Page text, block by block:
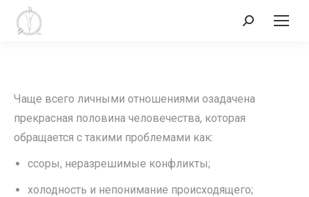
Поиск:
Чаще всего личными отношениями озадачена
прекрасная половина человечества, которая
обращается с такими проблемами как:
ссоры, неразрешимые конфликты;
холодность и непонимание происходящего;